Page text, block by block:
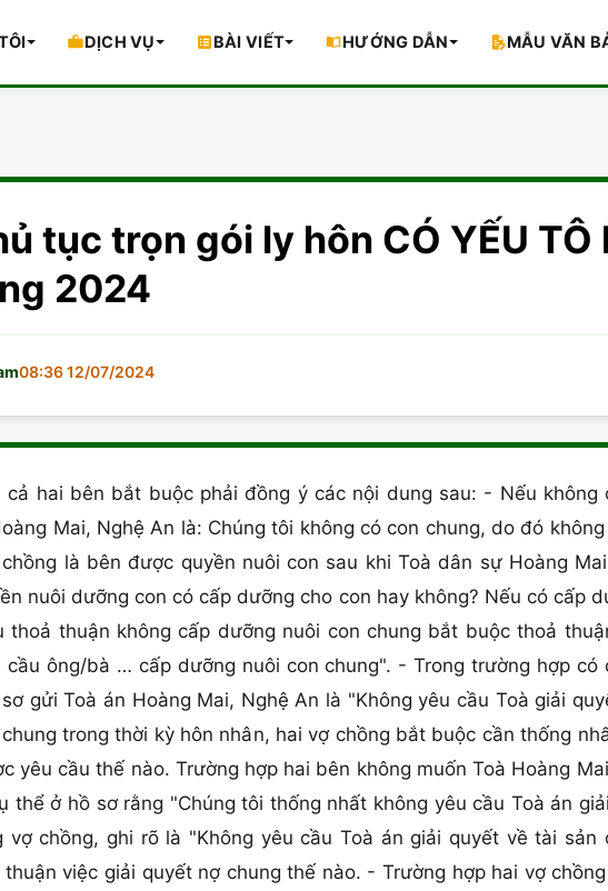
DỊCH VỤ BÀI VIẾT HƯỚNG DẪN MẪU VĂN
tục trọn gói ly hôn CÓ YẾU TÔ
2024
08:36 12/07/2024
hai bên bắt buộc phải đồng ý các nội dung sau: - Nếu không
Mai, Nghệ An là: Chúng tôi không có con chung, do đó
là bên được quyền nuôi con sau khi Toà dân sự Hoàng
nuôi dưỡng con có cấp dưỡng cho con hay không? Nếu có cấp
thoả thuận không cấp dưỡng nuôi con chung bắt buộc thoả
cầu ông/bà … cấp dưỡng nuôi con chung". - Trong trường hợp
gửi Toà án Hoàng Mai, Nghệ An là "Không yêu cầu Toà giải
trong thời kỳ hôn nhân, hai vợ chồng bắt buộc cần thống
yêu cầu thế nào. Trường hợp hai bên không muốn Toà Hoàng
thể ở hồ sơ rằng "Chúng tôi thống nhất không yêu cầu Toà án
chồng, ghi rõ là "Không yêu cầu Toà án giải quyết về tài
việc giải quyết nợ chung thế nào. - Trường hợp hai vợ